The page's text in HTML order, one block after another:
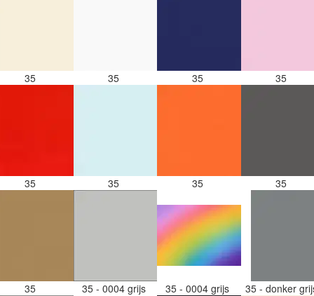
35 35 35 35
35 35 35 35
35 35 - 0004 grijs 35 - 0004 grijs 35 - donker